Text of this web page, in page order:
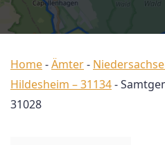
Home-Ämter-
Hildesheim – 31134-
31028